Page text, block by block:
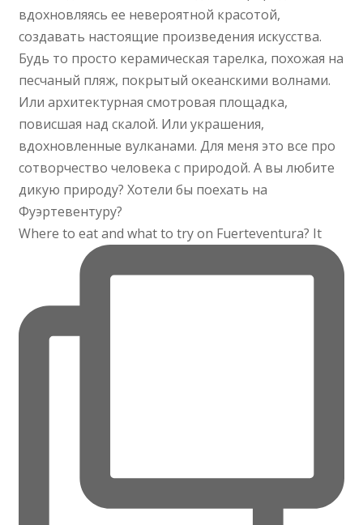
Where to eat and what to try on Fuerteventura? It